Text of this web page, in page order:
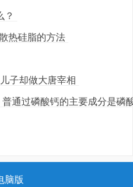
？
热硅脂的方法
子却做大唐宰相
通过磷酸钙的主要成分是磷
脑版